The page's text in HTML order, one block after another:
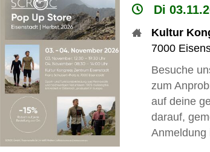
Di
Kultur
7000
Besuche
zum
auf deine
darauf,
Anmeldung